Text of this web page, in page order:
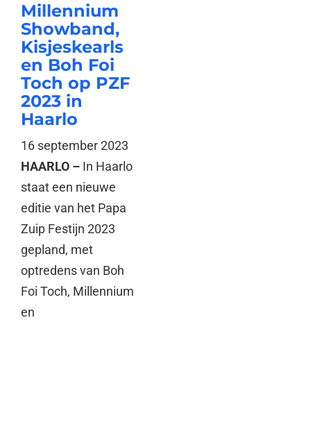
Millennium
Showband,
Kisjeskearls
en Boh Foi
Toch op PZF
2023 in
Haarlo
16 september 2023
HAARLO – In Haarlo
staat een nieuwe
editie van het Papa
Zuip Festijn 2023
gepland, met
optredens van Boh
Foi Toch, Millennium
en